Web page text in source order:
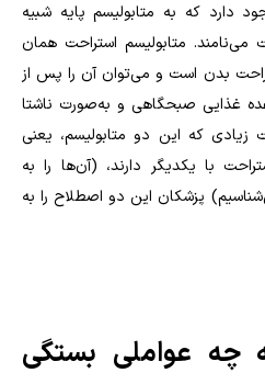
دارد که به متابولیسم پایه شبیه
می‌نامند. متابولیسم استراحت همان
بدن است و می‌توان آن را پس از
غذایی صبحگاهی و به‌صورت ناشتا
زیادی که این دو متابولیسم، یعنی
با یکدیگر دارند، (آن‌ها را به
پزشکان این دو اصطلاح را به
چه عواملی بستگی